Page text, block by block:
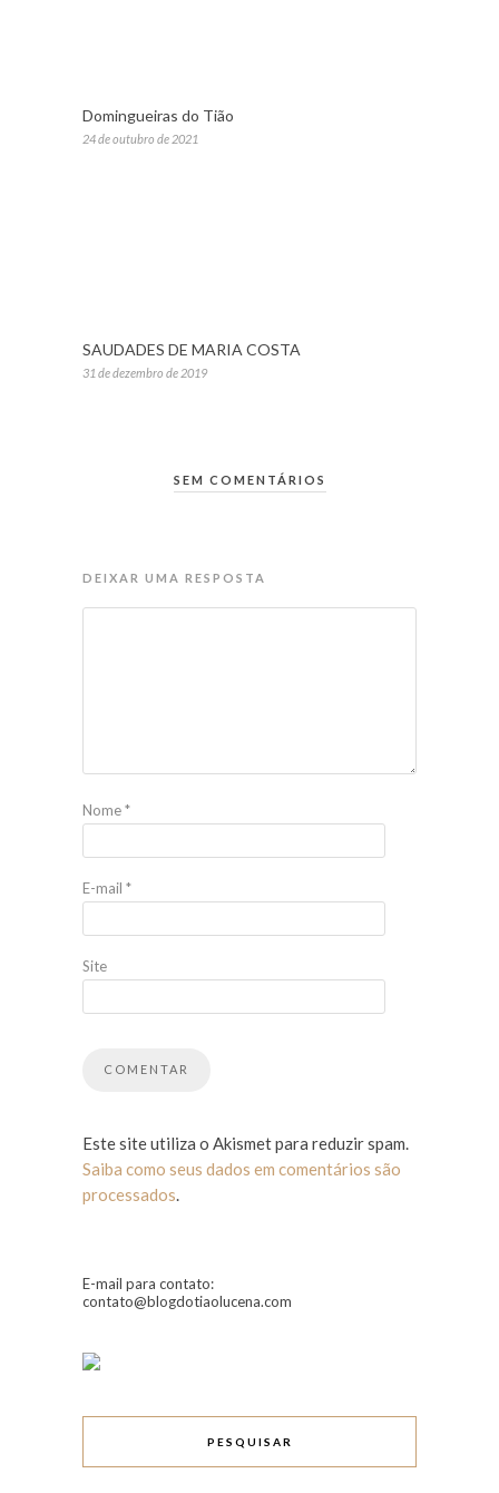
Domingueiras do Tião
24 de outubro de 2021
SAUDADES DE MARIA COSTA
31 de dezembro de 2019
SEM COMENTÁRIOS
DEIXAR UMA RESPOSTA
Nome*
E-mail *
Site
Este site utiliza o Akismet para reduzir spam.
Saiba como seus dados em comentários são
processados.
E-mail para contato:
contato@blogdotiaolucena.com
PESQUISAR